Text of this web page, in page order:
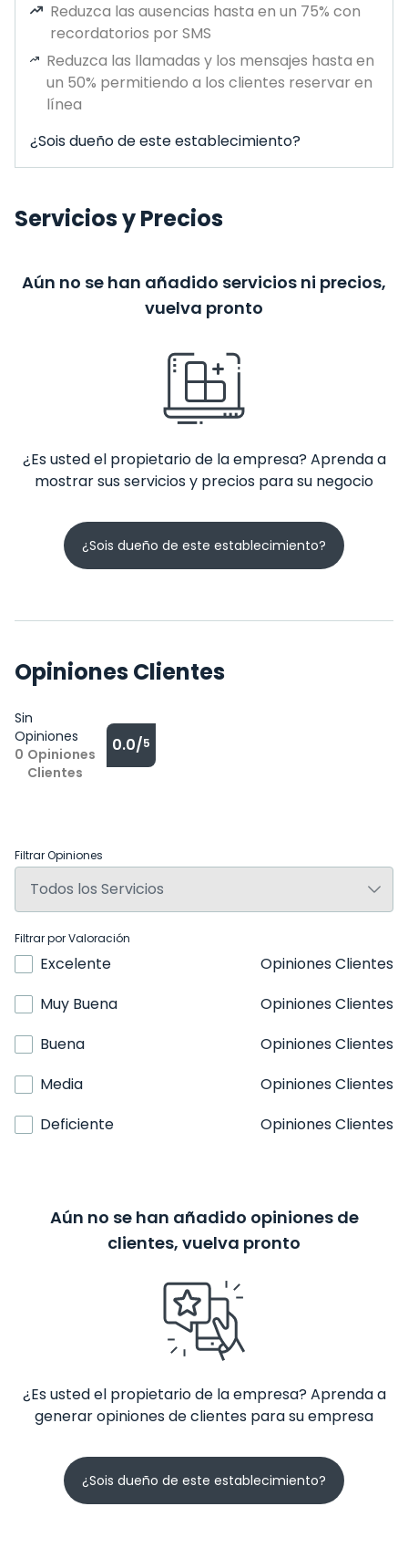
Reduzca las ausencias hasta en un 75% con
recordatorios por SMS
Reduzca las llamadas y los mensajes hasta en
un 50% permitiendo a los clientes reservar en
línea
¿Sois dueño de este establecimiento?
Servicios y Precios
Aún no se han añadido servicios ni precios,
vuelva pronto
¿Es usted el propietario de la empresa? Aprenda a
mostrar sus servicios y precios para su negocio
¿Sois dueño de este establecimiento?
Opiniones Clientes
Sin
Opiniones
0 Opiniones
Clientes
0.0/5
Filtrar Opiniones
Filtrar por Valoración
Excelente
Opiniones Clientes
Muy Buena
Opiniones Clientes
Buena
Opiniones Clientes
Media
Opiniones Clientes
Deficiente
Opiniones Clientes
Aún no se han añadido opiniones de
clientes, vuelva pronto
¿Es usted el propietario de la empresa? Aprenda a
generar opiniones de clientes para su empresa
¿Sois dueño de este establecimiento?